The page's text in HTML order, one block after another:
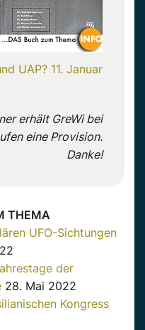
UAP? 11. Januar
erhält GreWi bei
eine Provision.
Danke!
THEMA
UFO-Sichtungen
der
28. Mai 2022
Kongress